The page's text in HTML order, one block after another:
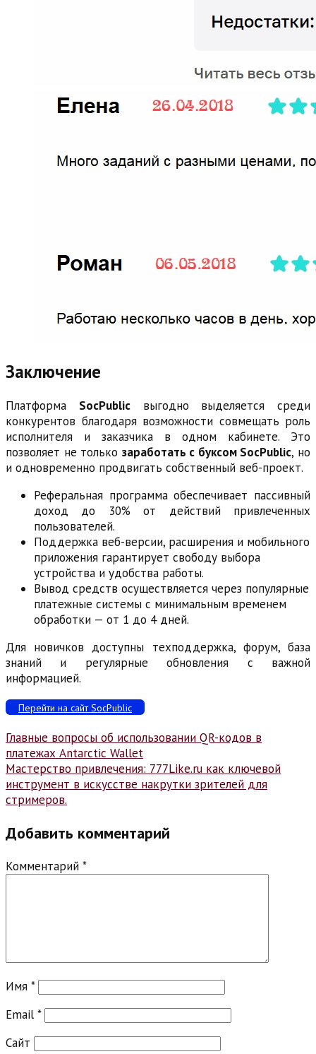
Заключение
Платформа SocPublicвыгодно выделяется среди
конкурентов благодаря возможности совмещать роль
исполнителя и заказчика в одном кабинете. Это
позволяет не только заработать с буксом SocPublic, но
и одновременно продвигать собственный веб-проект.
Реферальная программа обеспечивает пассивный
доход до 30% от действий привлеченных
пользователей.
Поддержка веб-версии, расширения и мобильного
приложения гарантирует свободу выбора
устройства и удобства работы.
Вывод средств осуществляется через популярные
платежные системы с минимальным временем
обработки — от 1 до 4 дней.
Для новичков доступны техподдержка, форум, база
знаний и регулярные обновления с важной
информацией.
Перейти на сайт SocPublic
Навигация
по
записям
Главные вопросы об использовании QR-кодов в
платежах Antarctic Wallet
Мастерство привлечения: 777Like.ru как ключевой
инструмент в искусстве накрутки зрителей для
стримеров.
Добавить комментарий
Комментарий *
Имя *
Email *
Сайт